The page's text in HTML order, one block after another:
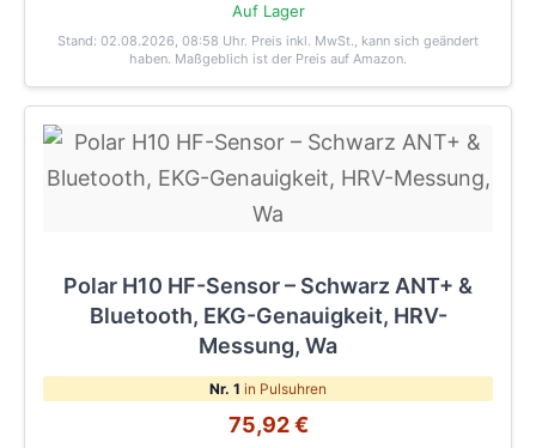
Auf Lager
Stand: 02.08.2026, 08:58 Uhr. Preis inkl. MwSt., kann sich geändert
haben. Maßgeblich ist der Preis auf Amazon.
Polar H10 HF-Sensor – Schwarz ANT+ &
Bluetooth, EKG-Genauigkeit, HRV-
Messung, Wa
Nr. 1 in Pulsuhren
75,92 €